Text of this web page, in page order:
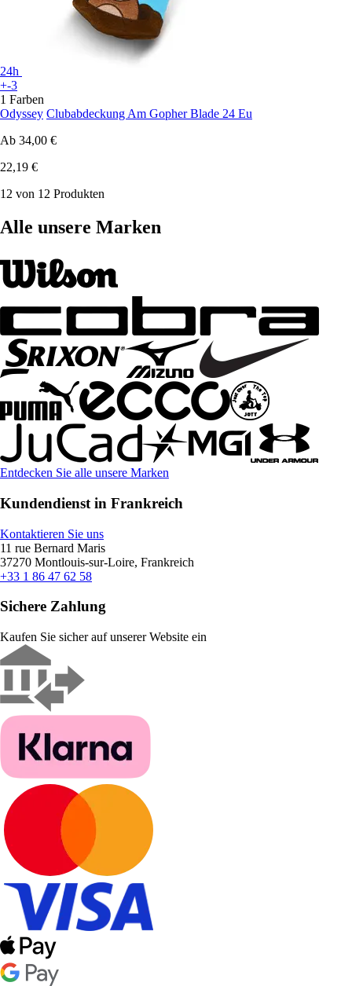
24h
+-3
1 Farben
Odyssey Clubabdeckung Am Gopher Blade 24 Eu
Ab 34,00 €
22,19 €
12 von 12 Produkten
Alle unsere Marken
Entdecken Sie alle unsere Marken
Kundendienst in Frankreich
Kontaktieren Sie uns
11 rue Bernard Maris
37270 Montlouis-sur-Loire, Frankreich
+33 1 86 47 62 58
Sichere Zahlung
Kaufen Sie sicher auf unserer Website ein